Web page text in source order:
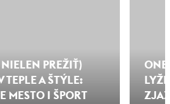
PREŽIŤ)
TEPLE A ŠTÝLE:
MESTO I ŠPORT
ONE